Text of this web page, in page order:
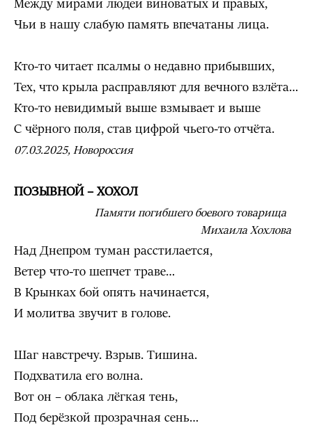
Между мирами людей виноватых и правых,
Чьи в нашу слабую память впечатаны лица.
Кто-то читает псалмы о недавно прибывших,
Тех, что крыла расправляют для вечного взлёта…
Кто-то невидимый выше взмывает и выше
С чёрного поля, став цифрой чьего-то отчёта.
07.03.2025, Новороссия
ПОЗЫВНОЙ – ХОХОЛ
Памяти погибшего боевого товарища
Михаила Хохлова
Над Днепром туман расстилается,
Ветер что-то шепчет траве…
В Крынках бой опять начинается,
И молитва звучит в голове.
Шаг навстречу. Взрыв. Тишина.
Подхватила его волна.
Вот он – облака лёгкая тень,
Под берёзкой прозрачная сень…